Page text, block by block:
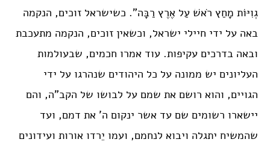
גְוִיּוֹת מָחַץ רֹאשׁ עַל אֶרֶץ רַבָּה”. כשישראל זוכים, הנקמה
באה על ידי חיילי ישראל, וכשאין זוכים, הנקמה מתעכבת
ובאה בדרכים עקיפות. עוד אמרו חכמים, שבעולמות
העליונים יש ממונה על כל היהודים שנהרגו על ידי
הגויים, והוא רושם את שמם על לבושו של הקב”ה, והם
יישארו רשומים שם עד אשר ינקום ה’ את דמם, ועד
שהמשיח יתגלה ויבוא לנחמם, ועמו יֵרדו אורות ועידונים